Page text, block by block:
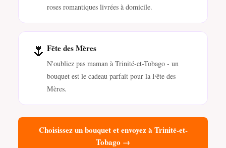
roses romantiques livrées à domicile.
🌷 Fête des Mères
N'oubliez pas maman à Trinité-et-Tobago - un
bouquet est le cadeau parfait pour la Fête des
Mères.
Choisissez un bouquet et envoyez à Trinité-et-
Tobago →